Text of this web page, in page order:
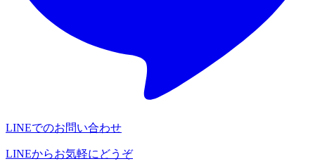
LINEでのお問い合わせ
LINEからお気軽にどうぞ